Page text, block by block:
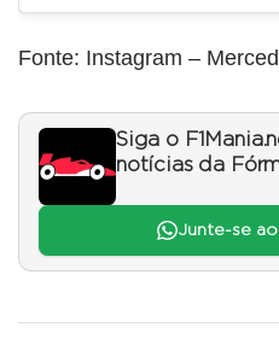
Fonte: Instagram –
Siga o
notícias da
Junte-se ao